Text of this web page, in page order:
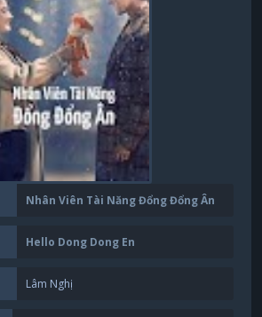
Nhân Viên Tài Năng Đổng Đổng Ân
Hello Dong Dong En
Lâm Nghị